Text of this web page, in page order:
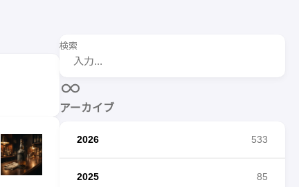
検索
アーカイブ
2026 533
2025 85